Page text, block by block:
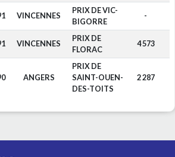
VINCENNES
PRIX DE VIC-
BIGORRE
-
VINCENNES
PRIX DE
FLORAC
4 573
ANGERS
PRIX DE
SAINT-OUEN-
DES-TOITS
2 287